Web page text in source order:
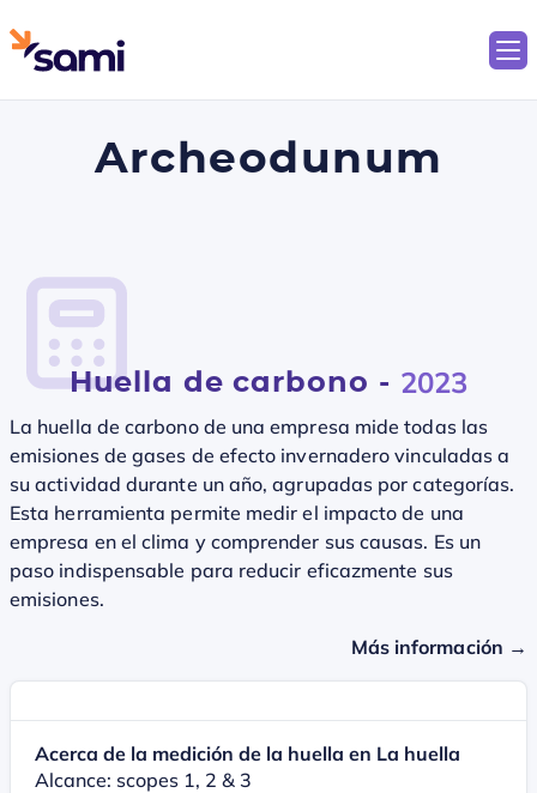
Archeodunum
Huella de carbono - 2023
La huella de carbono de una empresa mide todas las
emisiones de gases de efecto invernadero vinculadas a
su actividad durante un año, agrupadas por categorías.
Esta herramienta permite medir el impacto de una
empresa en el clima y comprender sus causas. Es un
paso indispensable para reducir eficazmente sus
emisiones.
Más información →
Acerca de la medición de la huella en La huella
Alcance: scopes 1, 2 & 3